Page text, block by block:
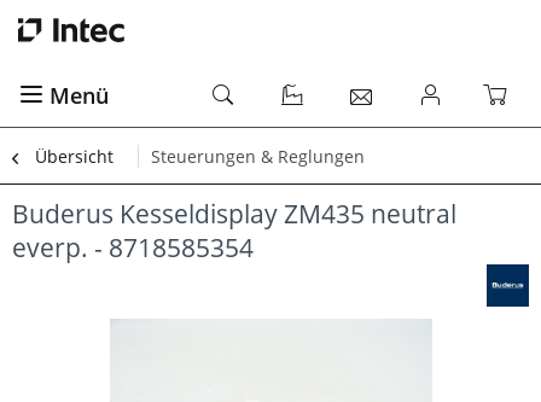
Menü
Übersicht Steuerungen & Reglungen
Buderus Kesseldisplay ZM435 neutral
everp. - 8718585354